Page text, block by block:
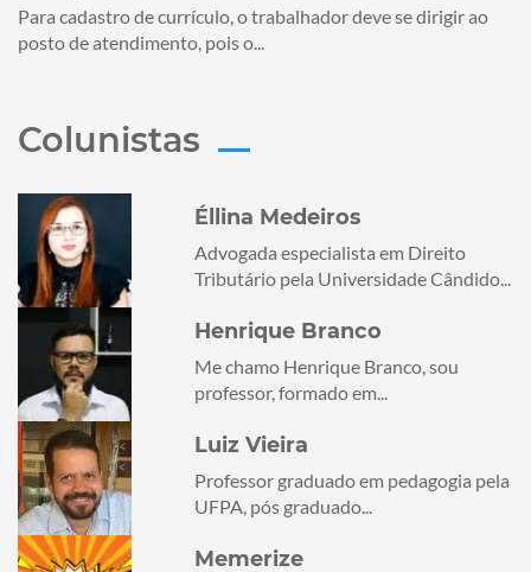
Para cadastro de currículo, o trabalhador deve se dirigir ao
posto de atendimento, pois o...
Colunistas
Éllina Medeiros
Advogada especialista em Direito
Tributário pela Universidade Cândido...
Henrique Branco
Me chamo Henrique Branco, sou
professor, formado em...
Luiz Vieira
Professor graduado em pedagogia pela
UFPA, pós graduado...
Memerize